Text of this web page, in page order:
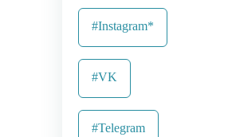
#Instagram*
#VK
#Telegram